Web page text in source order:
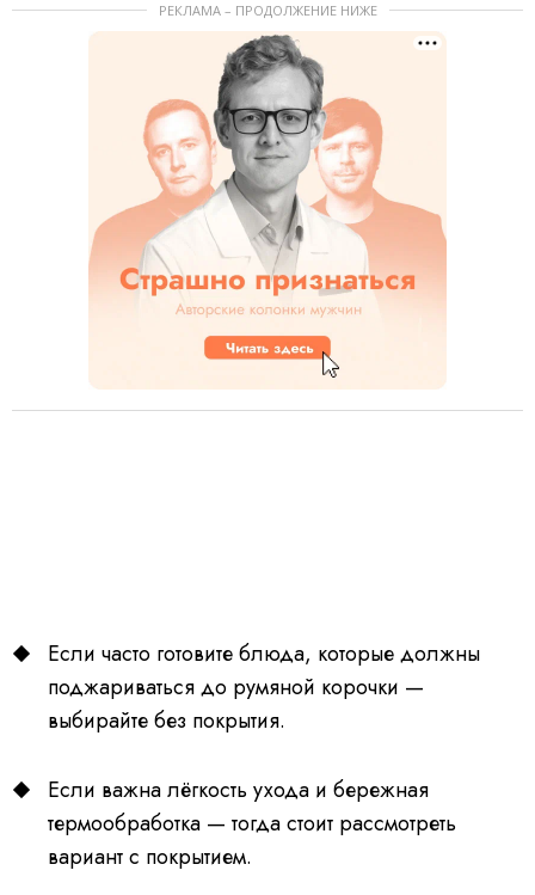
РЕКЛАМА – ПРОДОЛЖЕНИЕ НИЖЕ
Если часто готовите блюда, которые должны
поджариваться до румяной корочки —
выбирайте без покрытия.
Если важна лёгкость ухода и бережная
термообработка — тогда стоит рассмотреть
вариант с покрытием.